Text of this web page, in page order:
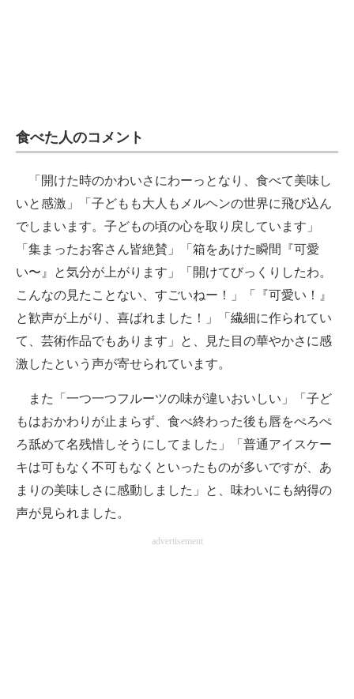
食べた人のコメント
「開けた時のかわいさにわーっとなり、食べて美味し
いと感激」「子どもも大人もメルヘンの世界に飛び込ん
でしまいます。子どもの頃の心を取り戻しています」
「集まったお客さん皆絶賛」「箱をあけた瞬間『可愛
い〜』と気分が上がります」「開けてびっくりしたわ。
こんなの見たことない、すごいねー！」「『可愛い！』
と歓声が上がり、喜ばれました！」「繊細に作られてい
て、芸術作品でもあります」と、見た目の華やかさに感
激したという声が寄せられています。
また「一つ一つフルーツの味が違いおいしい」「子ど
もはおかわりが止まらず、食べ終わった後も唇をぺろぺ
ろ舐めて名残惜しそうにしてました」「普通アイスケー
キは可もなく不可もなくといったものが多いですが、あ
まりの美味しさに感動しました」と、味わいにも納得の
声が見られました。
advertisement